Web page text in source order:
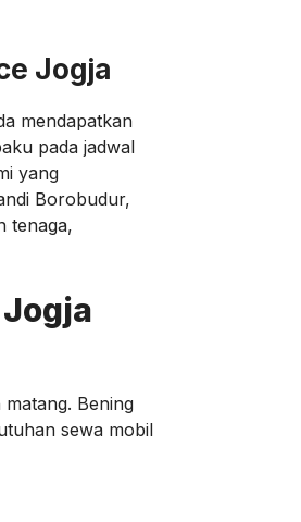
Jogja
mendapatkan
pada jadwal
yang
Borobudur,
tenaga,
Bening
sewa mobil